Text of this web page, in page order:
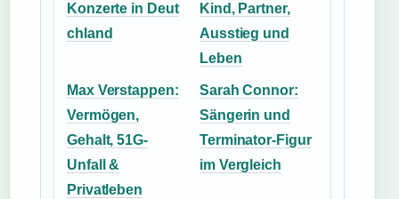
Konzerte in Deut
chland
Kind, Partner,
Ausstieg und
Leben
Max Verstappen:
Vermögen,
Gehalt, 51G-
Unfall &
Privatleben
Sarah Connor:
Sängerin und
Terminator-Figur
im Vergleich